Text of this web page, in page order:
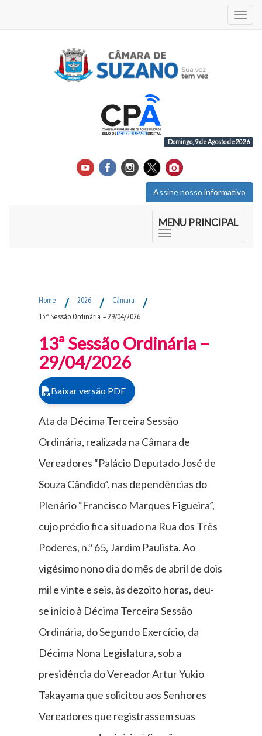
Domingo, 9 de Agosto de 2026
Assine nosso informativo
MENU PRINCIPAL
Home / 2026 / Câmara /
13ª Sessão Ordinária – 29/04/2026
13ª Sessão Ordinária –
29/04/2026
Baixar versão PDF
Ata da Décima Terceira Sessão
Ordinária, realizada na Câmara de
Vereadores “Palácio Deputado José de
Souza Cândido”, nas dependências do
Plenário “Francisco Marques Figueira”,
cujo prédio fica situado na Rua dos Três
Poderes, n.º 65, Jardim Paulista. Ao
vigésimo nono dia do mês de abril de dois
mil e vinte e seis, às dezoito horas, deu-
se início à Décima Terceira Sessão
Ordinária, do Segundo Exercício, da
Décima Nona Legislatura, sob a
presidência do Vereador Artur Yukio
Takayama que solicitou aos Senhores
Vereadores que registrassem suas